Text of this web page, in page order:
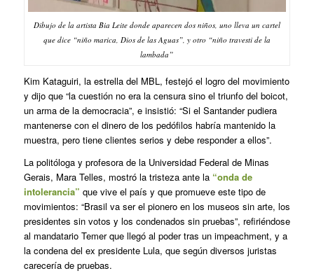
Dibujo de la artista Bia Leite donde aparecen dos niños, uno lleva un cartel
que dice “niño marica, Dios de las Aguas”, y otro “niño travesti de la
lambada”
Kim Kataguiri, la estrella del MBL, festejó el logro del movimiento
y dijo que “la cuestión no era la censura sino el triunfo del boicot,
un arma de la democracia”, e insistió: “Si el Santander pudiera
mantenerse con el dinero de los pedófilos habría mantenido la
muestra, pero tiene clientes serios y debe responder a ellos”.
La politóloga y profesora de la Universidad Federal de Minas
Gerais, Mara Telles, mostró la tristeza ante la “onda de
intolerancia” que vive el país y que promueve este tipo de
movimientos: “Brasil va ser el pionero en los museos sin arte, los
presidentes sin votos y los condenados sin pruebas”, refiriéndose
al mandatario Temer que llegó al poder tras un impeachment, y a
la condena del ex presidente Lula, que según diversos juristas
carecería de pruebas.